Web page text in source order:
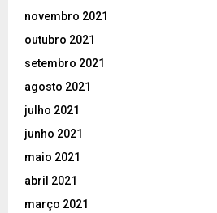
novembro 2021
outubro 2021
setembro 2021
agosto 2021
julho 2021
junho 2021
maio 2021
abril 2021
março 2021